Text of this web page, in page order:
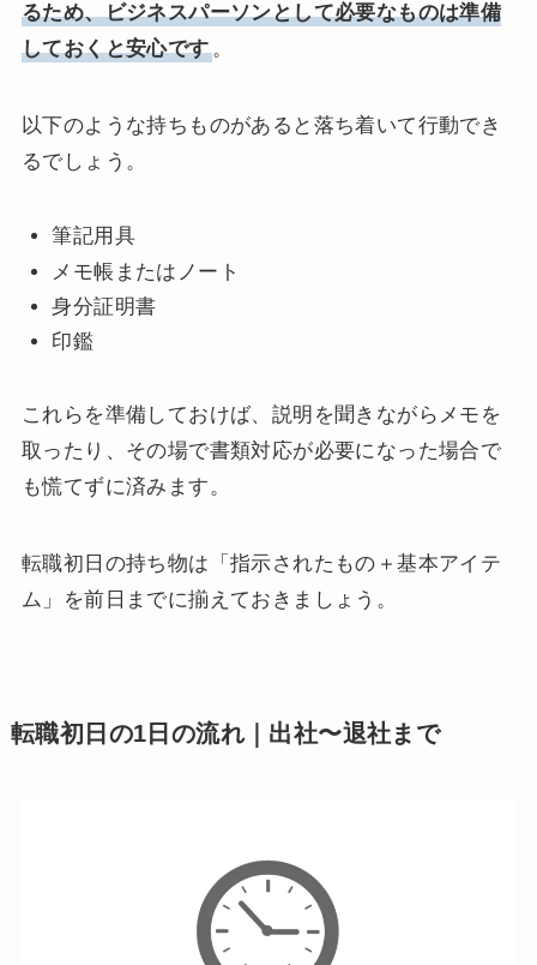
るため、ビジネスパーソンとして必要なものは準備
しておくと安心です。
以下のような持ちものがあると落ち着いて行動でき
るでしょう。
筆記用具
メモ帳またはノート
身分証明書
印鑑
これらを準備しておけば、説明を聞きながらメモを
取ったり、その場で書類対応が必要になった場合で
も慌てずに済みます。
転職初日の持ち物は「指示されたもの＋基本アイテ
ム」を前日までに揃えておきましょう。
転職初日の1日の流れ｜出社〜退社まで